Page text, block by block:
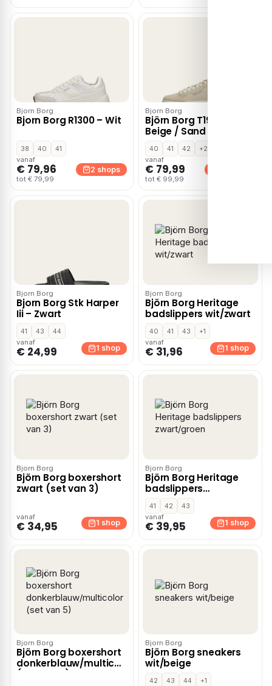
Bjorn Borg
Bjorn Borg R1300 – Wit
38 40
41
vanaf
€ 79,96
tot € 79,99
2 shops
Bjorn Borg
Björn Borg T1930 BLK
Beige / Sand
40 41 42
+2
vanaf
€ 79,99
tot € 99,99
Bjorn Borg
Bjorn Borg Stk Harper
Iii – Zwart
41 43
44
vanaf
€ 24,99 1 shop
Bjorn Borg
Björn Borg Heritage
badslippers wit/zwart
40 41 43
+1
vanaf
€ 31,96 1 shop
Bjorn Borg
Björn Borg boxershort
zwart (set van 3)
vanaf
€ 34,95 1 shop
Bjorn Borg
Björn Borg Heritage
badslippers
zwart/groen
41 42
43
vanaf
€ 39,95 1 shop
Bjorn Borg
Björn Borg boxershort
donkerblauw/multicolor
(set van 5)
Bjorn Borg
Björn Borg sneakers
wit/beige
42 43 44
+1